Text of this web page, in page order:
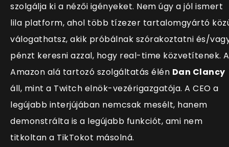
szolgálja ki a nézői igényeket. Nem úgy a jól ismert
lila platform, ahol több tízezer tartalomgyártó
válogathatsz, akik próbálnak szórakoztatni és/
pénzt keresni azzal, hogy real-time közvetítenek.
Amazon alá tartozó szolgáltatás élén Dan Clancy
áll, mint a Twitch elnök-vezérigazgatója. A CEO a
legújabb interjújában nemcsak mesélt, hanem
demonstrálta is a legújabb funkciót, ami nem
titkoltan a TikTokot másolná.